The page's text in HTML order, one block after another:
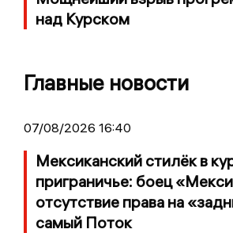
над Курском
Главные новости
07/08/2026 16:40
Мексиканский стилёк в
приграничье: боец
отсутствие права на
самый Поток